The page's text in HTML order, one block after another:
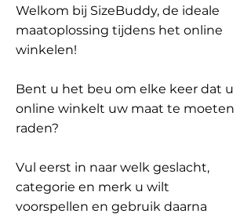
Welkom bij SizeBuddy, de ideale
maatoplossing tijdens het online
winkelen!
Bent u het beu om elke keer dat u
online winkelt uw maat te moeten
raden?
Vul eerst in naar welk geslacht,
categorie en merk u wilt
voorspellen en gebruik daarna